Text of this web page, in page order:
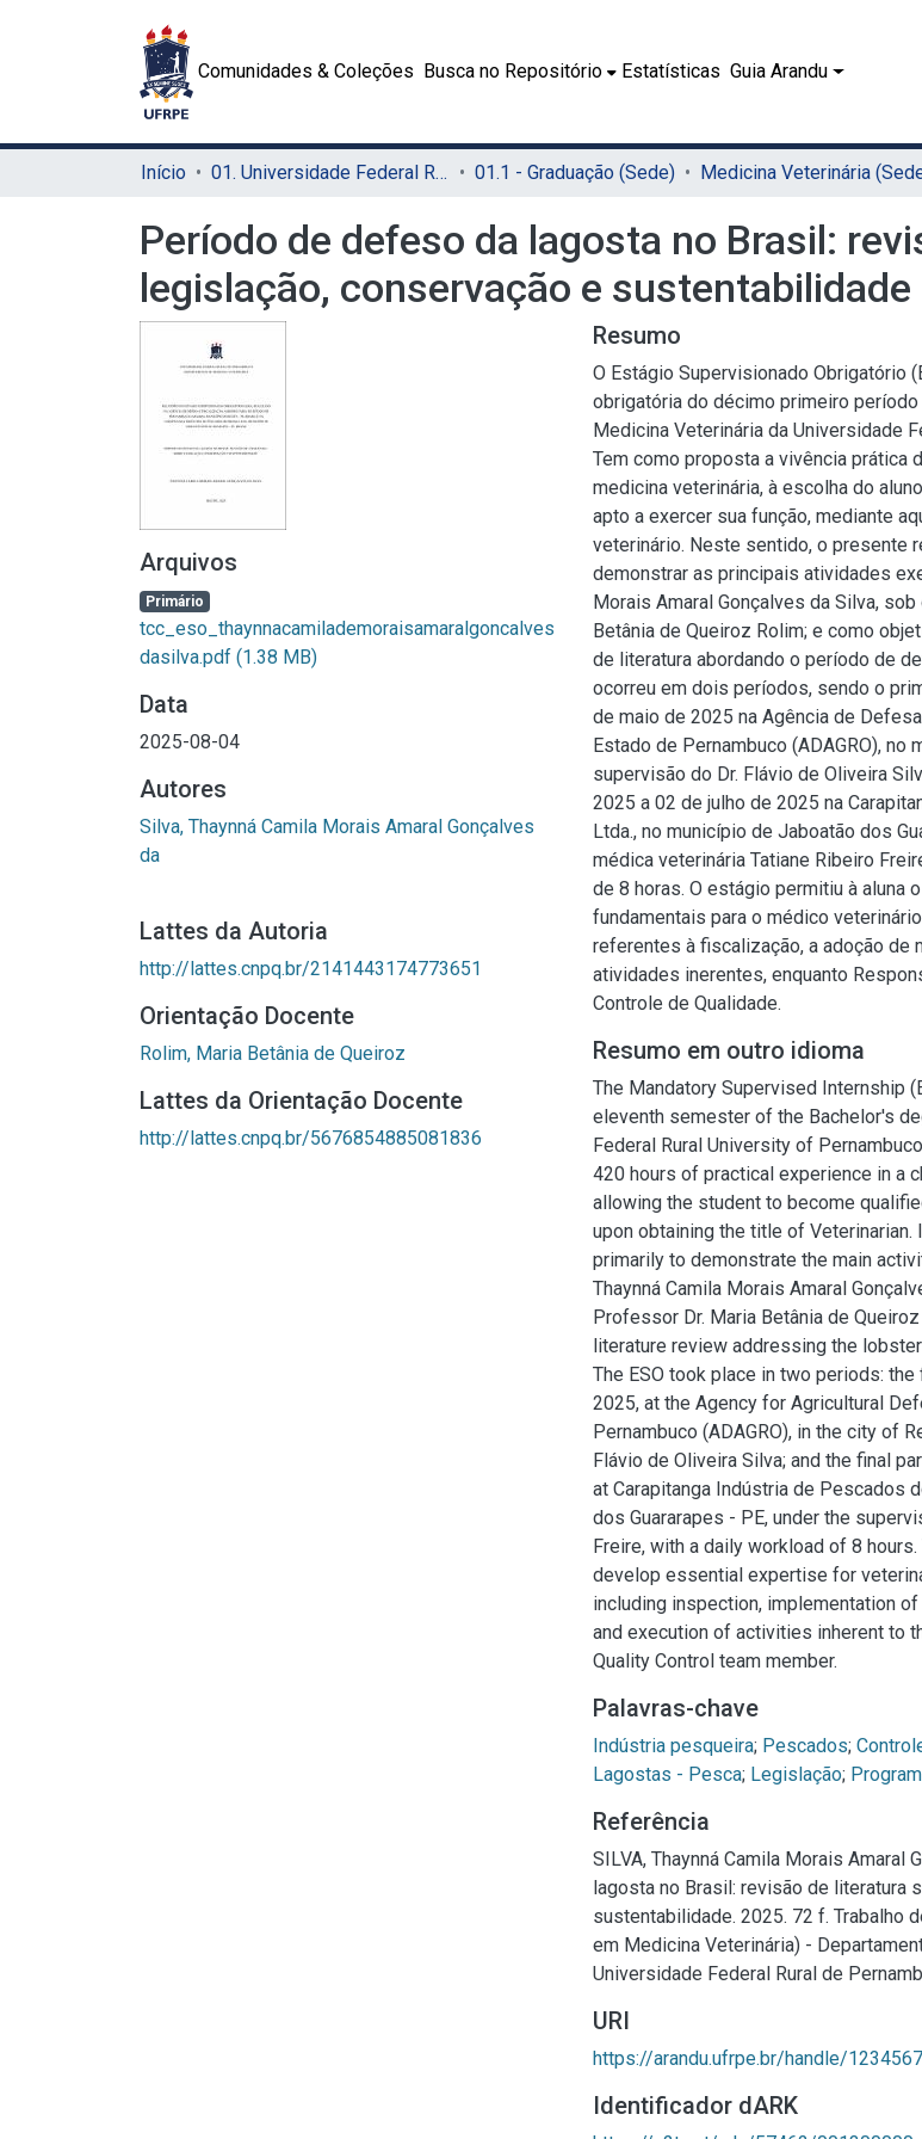
Comunidades & Coleções Busca no Repositório Estatísticas Guia Arandu
Início 01. Universidade Federal Rural de Pernambuco - UFRPE (Sede) 01.1 - Graduação (Sede) Medicina Veterinária
Período de defeso da lagosta no Brasil:
legislação, conservação e sustentabilidade
Arquivos
Primário
tcc_eso_thaynnacamilademoraisamaralgoncalves
dasilva.pdf (1.38 MB)
Data
2025-08-04
Autores
Silva, Thaynná Camila Morais Amaral Gonçalves
da
Lattes da Autoria
http://lattes.cnpq.br/2141443174773651
Orientação Docente
Rolim, Maria Betânia de Queiroz
Lattes da Orientação Docente
http://lattes.cnpq.br/5676854885081836
Resumo
O Estágio Supervisionado Obrigatório
obrigatória do décimo primeiro
Medicina Veterinária da Universidade
Tem como proposta a vivência prática
medicina veterinária, à escolha do
apto a exercer sua função, mediante
veterinário. Neste sentido, o presente
demonstrar as principais atividades
Morais Amaral Gonçalves da Silva,
Betânia de Queiroz Rolim; e como
de literatura abordando o período de
ocorreu em dois períodos, sendo o
de maio de 2025 na Agência de
Estado de Pernambuco (ADAGRO), no
supervisão do Dr. Flávio de Oliveira
2025 a 02 de julho de 2025 na
Ltda., no município de Jaboatão dos
médica veterinária Tatiane Ribeiro
de 8 horas. O estágio permitiu à aluna
fundamentais para o médico
referentes à fiscalização, a adoção de
atividades inerentes, enquanto
Controle de Qualidade.
Resumo em outro idioma
The Mandatory Supervised Internship
eleventh semester of the Bachelor's
Federal Rural University of
420 hours of practical experience in a
allowing the student to become
upon obtaining the title of
primarily to demonstrate the main
Thaynná Camila Morais Amaral
Professor Dr. Maria Betânia de
literature review addressing the
The ESO took place in two periods:
2025, at the Agency for Agricultural
Pernambuco (ADAGRO), in the city of
Flávio de Oliveira Silva; and the final
at Carapitanga Indústria de Pescados
dos Guararapes - PE, under the
Freire, with a daily workload of 8
develop essential expertise for
including inspection, implementation
and execution of activities inherent to
Quality Control team member.
Palavras-chave
Indústria pesqueira; Pescados;
Lagostas - Pesca; Legislação;
Referência
SILVA, Thaynná Camila Morais
lagosta no Brasil: revisão de literatura
sustentabilidade. 2025. 72 f. Trabalho
em Medicina Veterinária) -
Universidade Federal Rural de
URI
https://arandu.ufrpe.br/handle/
Identificador dARK